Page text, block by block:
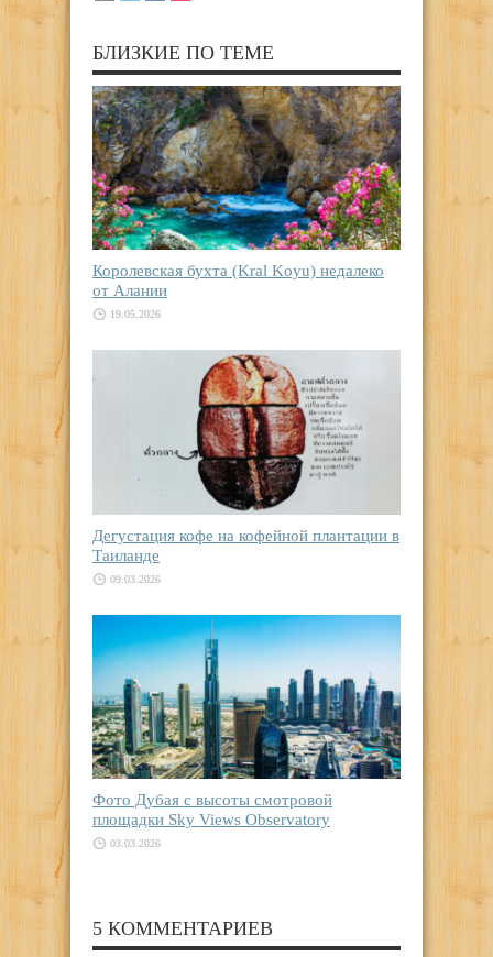
БЛИЗКИЕ ПО ТЕМЕ
Королевская бухта (Kral Koyu) недалеко
от Алании
19.05.2026
Дегустация кофе на кофейной плантации в
Таиланде
09.03.2026
Фото Дубая с высоты смотровой
площадки Sky Views Observatory
03.03.2026
5 КОММЕНТАРИЕВ